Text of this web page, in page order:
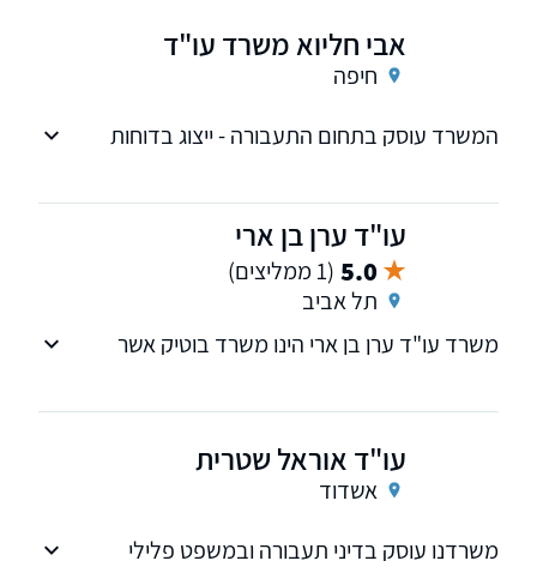
אבי חליוא משרד עו"ד
חיפה
המשרד עוסק בתחום התעבורה - ייצוג בדוחות
לבטיחות בדרכים תאונות דרכים ועוד ...
עו"ד ערן בן ארי
5.0 (1 ממליצים)
תל אביב
משרד עו"ד ערן בן ארי הינו משרד בוטיק אשר
עו"ד אוראל שטרית
אשדוד
משרדנו עוסק בדיני תעבורה ובמשפט פלילי